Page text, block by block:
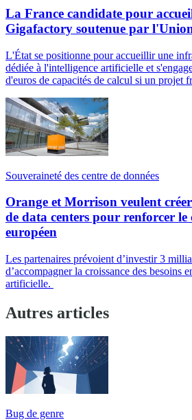
La France candidate pour
Gigafactory soutenue par
L'État se positionne pour accueillir une
dédiée à l'intelligence artificielle et
d'euros de capacités de calcul si un projet
Souveraineté des centre de données
Orange et Morrison veulent
de data centers pour renforcer
européen
Les partenaires prévoient d’investir 3
d’accompagner la croissance des besoins
artificielle.
Autres articles
Bug de genre